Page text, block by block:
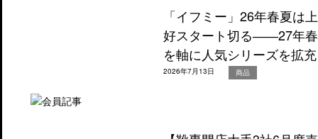
「イフミー」26年春夏は
好スタート切る――27年
を軸に人気シリーズを拡充
2026年7月13日 商品